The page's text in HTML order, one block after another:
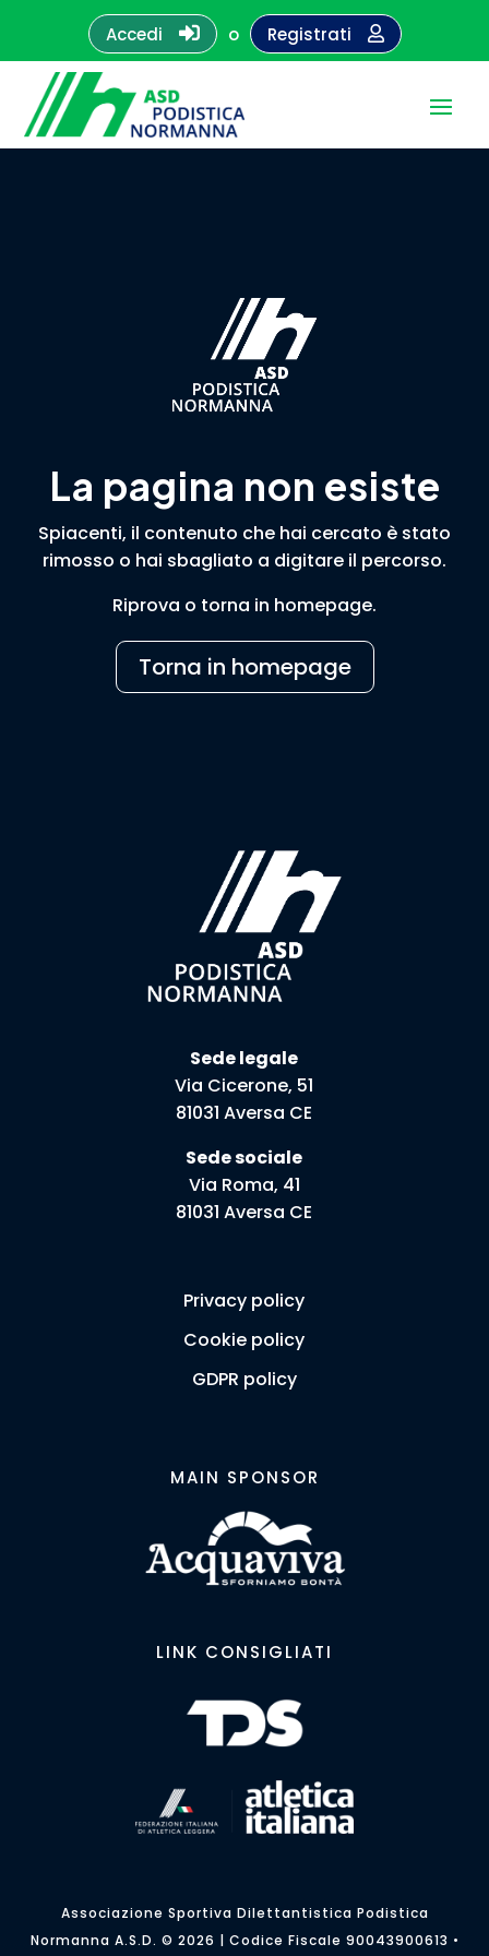
Accedi  o Registrati 
La pagina non esiste
Spiacenti, il contenuto che hai cercato è stato
rimosso o hai sbagliato a digitare il percorso.
Riprova o torna in homepage.
Torna in homepage
Sede legale
Via Cicerone, 51
81031 Aversa CE
Sede sociale
Via Roma, 41
81031 Aversa CE
Privacy policy
Cookie policy
GDPR policy
MAIN SPONSOR
LINK CONSIGLIATI
Associazione Sportiva Dilettantistica Podistica
Normanna A.S.D. © 2026 | Codice Fiscale 90043900613 •